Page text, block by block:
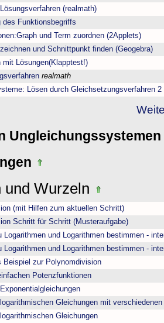
(realmath)
des Funktionsbegriffs
und Term zuordnen (2Applets)
und Schnittpunkt finden (Geogebra)
mit Lösungen(Klapptest!)
realmath
Lösen durch Gleichsetzungsverfahren 2
Ungleichungssystemen
und Wurzeln
(mit Hilfen zum aktuellen Schritt)
Schritt für Schritt (Musteraufgabe)
Logarithmen und Logarithmen bestimmen -
Logarithmen und Logarithmen bestimmen -
Beispiel zur Polynomdivision
Potenzfunktionen
Gleichungen mit verschiedenen
Gleichungen